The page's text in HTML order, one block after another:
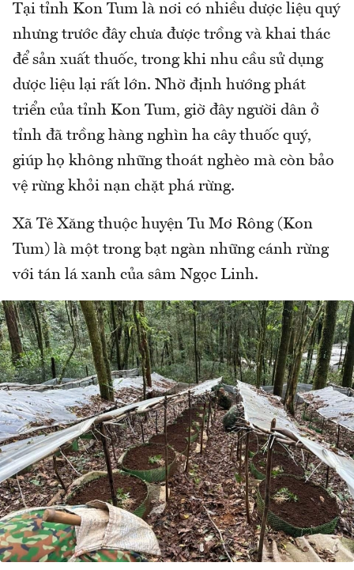
Tại tỉnh Kon Tum là nơi có nhiều dược liệu quý
nhưng trước đây chưa được trồng và khai thác
để sản xuất thuốc, trong khi nhu cầu sử dụng
dược liệu lại rất lớn. Nhờ định hướng phát
triển của tỉnh Kon Tum, giờ đây người dân ở
tỉnh đã trồng hàng nghìn ha cây thuốc quý,
giúp họ không những thoát nghèo mà còn bảo
vệ rừng khỏi nạn chặt phá rừng.
Xã Tê Xăng thuộc huyện Tu Mơ Rông (Kon
Tum) là một trong bạt ngàn những cánh rừng
với tán lá xanh của sâm Ngọc Linh.